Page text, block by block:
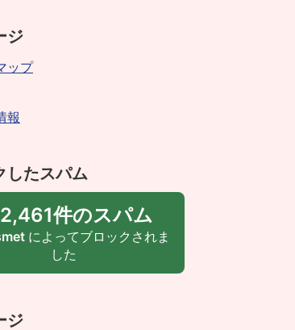
ジ
ップ
報
したスパム
件のスパム
によってブロックされま
した
ジ